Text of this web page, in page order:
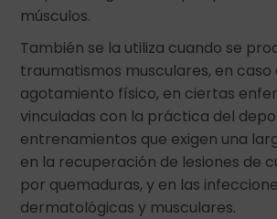
músculos.
También se la utiliza cuando se
traumatismos musculares, en caso
agotamiento físico, en ciertas
vinculadas con la práctica del
entrenamientos que exigen una
en la recuperación de lesiones de
por quemaduras, y en las
dermatológicas y musculares.